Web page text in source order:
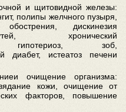
и щитовидной железы:
полипы желчного пузыря,
дискинезия
хронический
гипотериоз, зоб,
диабет, истеатоз печени
очищение организма:
кожи, очищение от
факторов, повышение